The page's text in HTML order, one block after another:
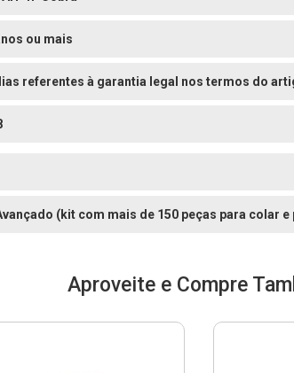
ou mais
referentes à garantia legal nos termos do
(kit com mais de 150 peças para colar e
Aproveite e Compre